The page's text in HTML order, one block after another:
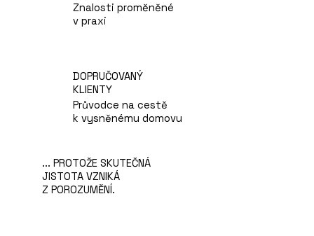
Znalosti proměněné
v praxi
DOPRUČOVANÝ
KLIENTY
Průvodce na cestě
k vysněnému domovu
... PROTOŽE SKUTEČNÁ
JISTOTA VZNIKÁ
Z POROZUMĚNÍ.